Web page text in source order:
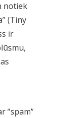
notiek
(Tiny
ir
“spam”